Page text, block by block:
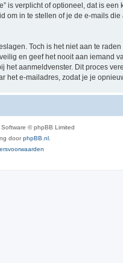
verplicht of optioneel, dat is
in te stellen of je de e-mails
Toch is het niet aan te
en geef het nooit aan iemand
aanmeldvenster. Dit proces
het e-mailadres, zodat je je
© phpBB Limited
doorphpBB.nl